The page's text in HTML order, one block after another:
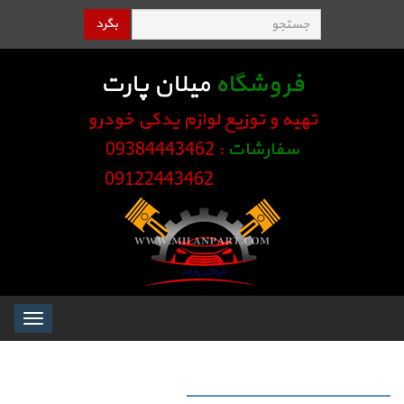
بگرد
فروشگاه میلان پارت
تهیه و توزیع لوازم یدکی خودرو
سفارشات : 09384443462
Toggle